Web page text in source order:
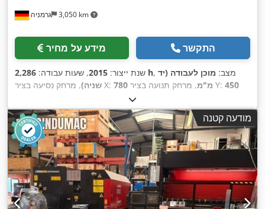
גרמניה 3,050 km
מידע על מחיר התקשר
שנת ייצור: 2015, שעות עבודה: 2,286 h , מצב: מוכן לעבודה (יד
שניה) , מרחק נסיעה בציר X: 780 מ"מ , מרחק תנועה בציר Y: 450
כולל:5,000 ק"ג , הספק מנוע הציר:7,500 וואט , אורך שולחן:700
מ"מ, רוחב שולחן:400 מ"מ , מספר צירים:3 , מודעה קטנה